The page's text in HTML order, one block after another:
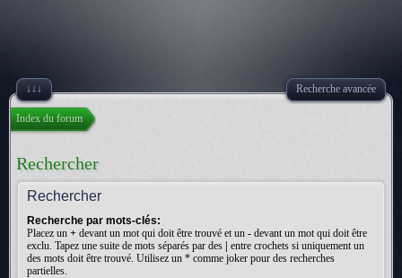
↓↓↓ Recherche avancée
Index du forum
Rechercher
Rechercher
Recherche par mots-clés:
Placez un + devant un mot qui doit être trouvé et un - devant un mot qui doit être
exclu. Tapez une suite de mots séparés par des
entre crochets si uniquement un
des mots doit être trouvé. Utilisez un * comme joker pour des recherches
partielles.